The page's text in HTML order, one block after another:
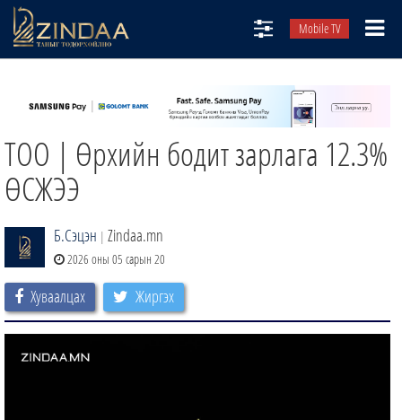
Mobile TV
ТВ8
ӨГЛӨӨНИЙ СОНИН
АУДИО ЗОХИОЛ
ТОО | Өрхийн бодит зарлага 12.3%
ӨСЖЭЭ
Б.Сэцэн | Zindaa.mn
2026 оны 05 сарын 20
Хуваалцах Жиргэх